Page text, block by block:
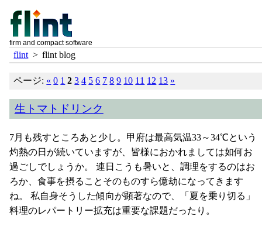
firm and compact software
flint > flint blog
ページ: « 0 1 2 3 4 5 6 7 8 9 10 11 12 13 »
生トマトドリンク
7月も残すところあと少し。甲府は最高気温33～34℃という
灼熱の日が続いていますが、皆様におかれましては如何お
過ごしでしょうか。 連日こうも暑いと、調理をするのはお
ろか、食事を摂ることそのものすら億劫になってきます
ね。 私自身そうした傾向が顕著なので、「夏を乗り切る」
料理のレパートリー拡充は重要な課題だったり。